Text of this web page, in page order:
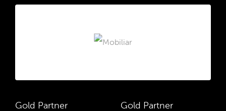
Gold Partner Gold Partner